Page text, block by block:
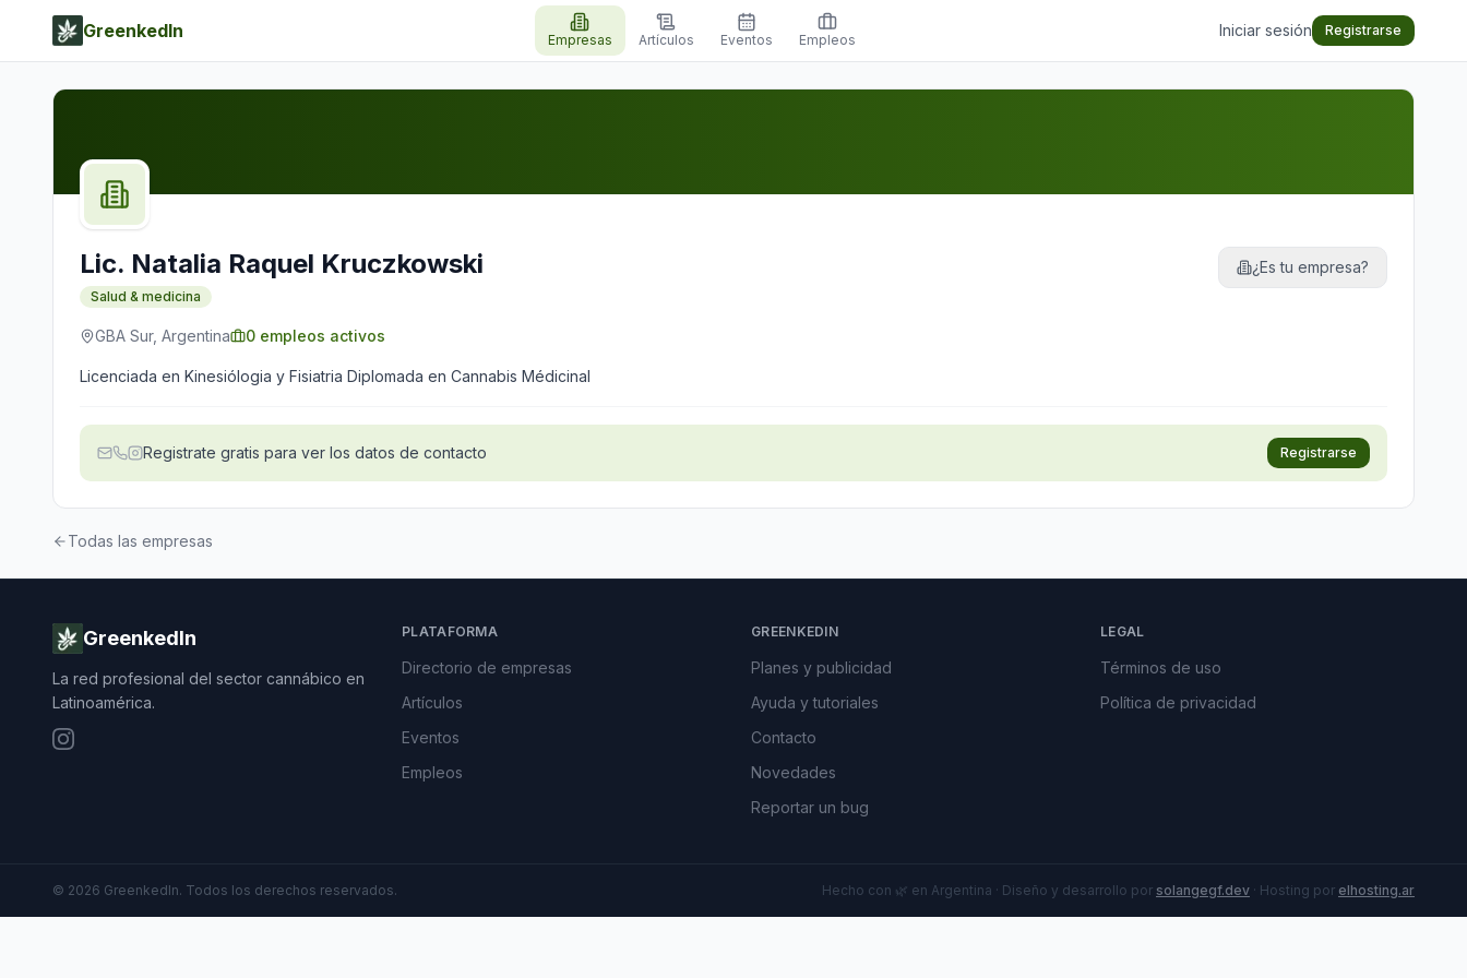
GreenkedIn Empresas Artículos Eventos Empleos
Iniciar sesión Registrarse
Lic. Natalia Raquel Kruczkowski
Salud & medicina
¿Es tu empresa?
GBA Sur, Argentina 0 empleos activos
Licenciada en Kinesiólogia y Fisiatria Diplomada en Cannabis Médicinal
Registrate gratis para ver los datos de contacto Registrarse
Todas las empresas
GreenkedIn
La red profesional del sector cannábico en
Latinoamérica.
PLATAFORMA
Directorio de empresas
Artículos
Eventos
Empleos
GREENKEDIN
Planes y publicidad
Ayuda y tutoriales
Contacto
Novedades
Reportar un bug
LEGAL
Términos de uso
Política de privacidad
© 2026 GreenkedIn. Todos los derechos reservados. Hecho con 🌿 en Argentina · Diseño y desarrollo por solangegf.dev · Hosting por elhosting.ar